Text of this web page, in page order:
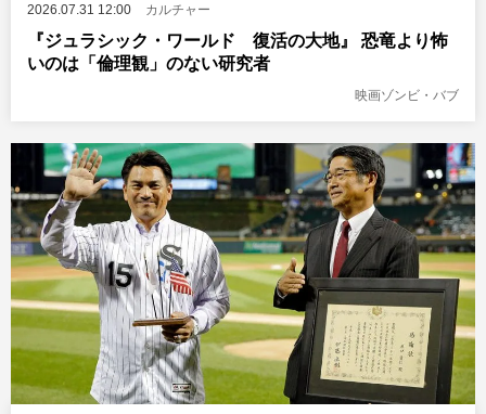
2026.07.31 12:00 カルチャー
『ジュラシック・ワールド 復活の大地』 恐竜より怖
いのは「倫理観」のない研究者
映画ゾンビ・バブ